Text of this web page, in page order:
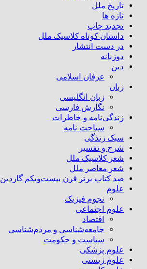
تاریخ ملل
تازه ها
تجدید چاپ
داستان کوتاه کلاسیک ملل
در دست انتشار
دوزبانه
دین
عرفان اسلامی
زبان
زبان انگلیسی
نگارش فارسی
زندگی‌نامه و خاطرات
سیاحت نامه
سبک زندگی
شرح و تفسیر
شعر کلاسیک ملل
شعر معاصر ملل
صد کتاب برتر قرن بیست‌و‌یکم گاردین
علوم
نجوم فیزیک
علوم اجتماعی
اقتصاد
جامعه‌شناسی و مردم‌شناسی
سیاست و حکومت
علوم پزشکی
علوم زیستی